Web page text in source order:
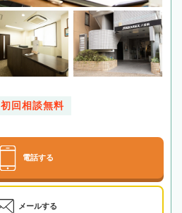
初回相談無料
電話する
メールする